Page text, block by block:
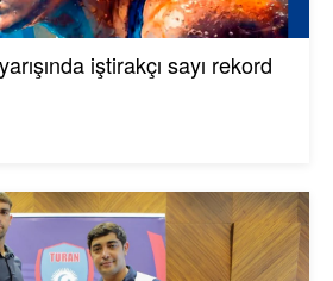
iştirakçı sayı rekord